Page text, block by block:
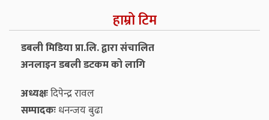
हाम्रो टिम
डबली मिडिया प्रा.लि. द्वारा संचालित
अनलाइन डबली डटकम को लागि
अध्यक्षःदिपेन्द्र रावल
सम्पादकःधनन्‍जय बुढा